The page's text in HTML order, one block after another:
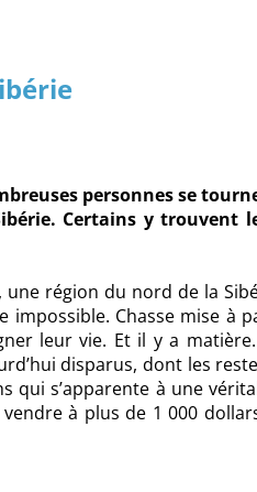
personnes se
Certains y trouvent
une région du nord de la
impossible. Chasse mise à
leur vie. Et il y a
disparus, dont les
qui s’apparente à une
vendre à plus de 1 000